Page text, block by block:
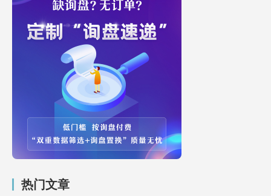
热门文章